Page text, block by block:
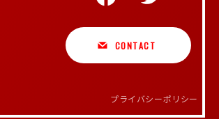
CONTACT
プライバシーポリシー